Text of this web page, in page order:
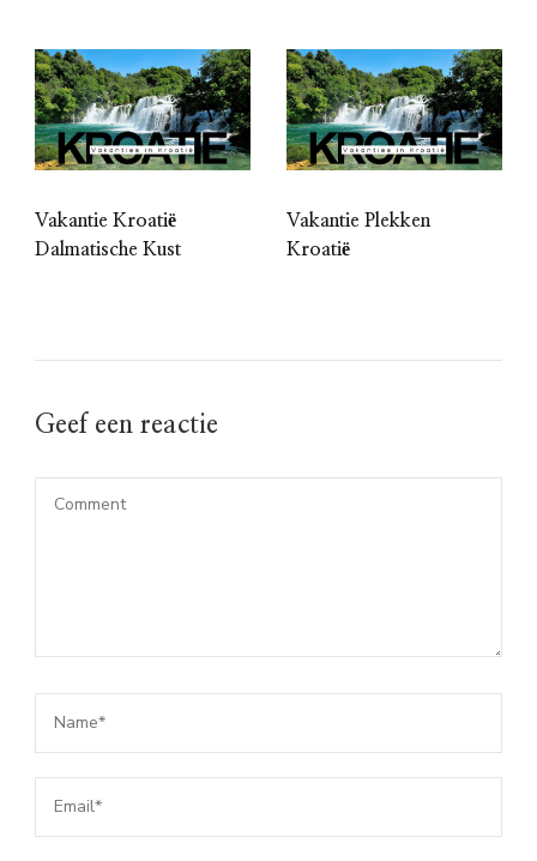
Vakantie Kroatië
Dalmatische Kust
Vakantie Plekken
Kroatië
Geef een reactie